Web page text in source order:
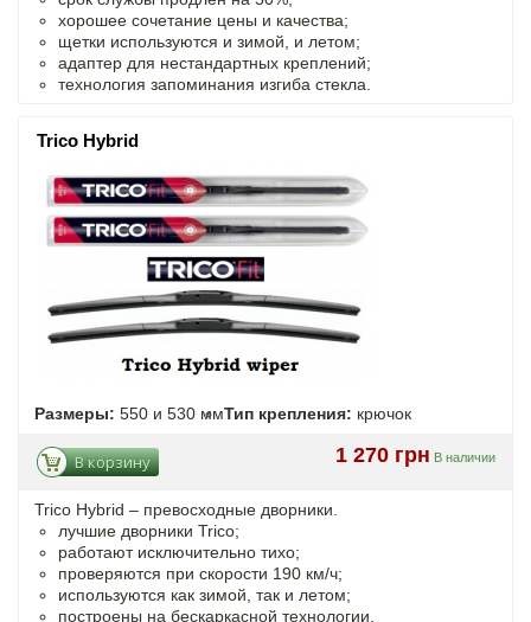
хорошее сочетание цены и качества;
щетки используются и зимой, и летом;
адаптер для нестандартных креплений;
технология запоминания изгиба стекла.
Trico Hybrid
Размеры: 550 и 530 ммТип крепления: крючок
1 270 грн В наличии
В корзину
Trico Hybrid – превосходные дворники.
лучшие дворники Trico;
работают исключительно тихо;
проверяются при скорости 190 км/ч;
используются как зимой, так и летом;
построены на бескаркасной технологии.